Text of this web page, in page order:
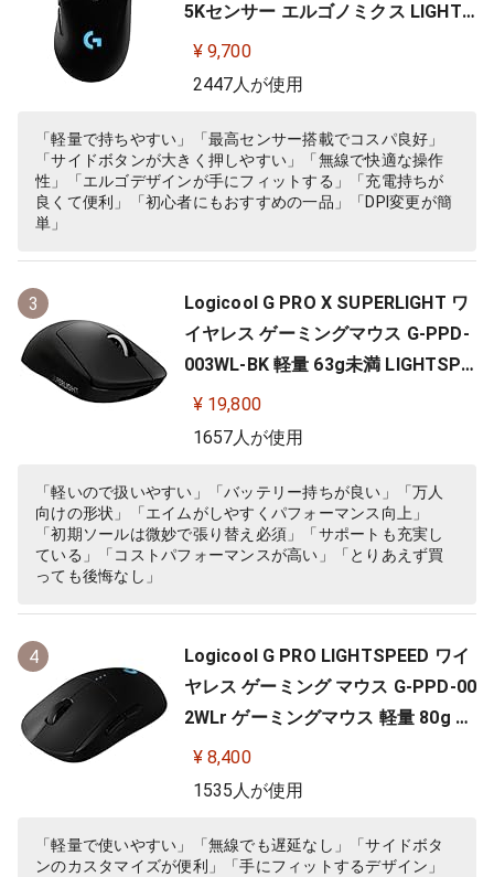
5Kセンサー エルゴノミクス LIGHTS
YNC RGB POWERPLAY 無線 充電 対
応 ゲーミング マウス 充電式 無線 P
内正規品 【 ファイナルファンタジ
ー XIV 推奨モデル 】
¥ 9,700
2447人が使用
「軽量で持ちやすい」「最高センサー搭載でコスパ良好」
「サイドボタンが大きく押しやすい」「無線で快適な操作
性」「エルゴデザインが手にフィットする」「充電持ちが
良くて便利」「初心者にもおすすめの一品」「DPI変更が簡
単」
3
Logicool G PRO X SUPERLIGHT ワ
イヤレス ゲーミングマウス G-PPD-
003WL-BK 軽量 63g未満 LIGHTSPE
ED HERO 25Kセンサー POWERPLA
Y 無線 充電 対応 ゲーミング マウス
¥ 19,800
1657人が使用
「軽いので扱いやすい」「バッテリー持ちが良い」「万人
向けの形状」「エイムがしやすくパフォーマンス向上」
「初期ソールは微妙で張り替え必須」「サポートも充実し
ている」「コストパフォーマンスが高い」「とりあえず買
っても後悔なし」
4
Logicool G PRO LIGHTSPEED ワイ
ヤレス ゲーミング マウス G-PPD-00
2WLr ゲーミングマウス 軽量 80g H
ERO 25Kセンサー 充電 POWERPLA
Y 対応 ゲーム 充電 無線 左右対称 FP
正規品
¥ 8,400
1535人が使用
「軽量で使いやすい」「無線でも遅延なし」「サイドボタ
ンのカスタマイズが便利」「手にフィットするデザイン」